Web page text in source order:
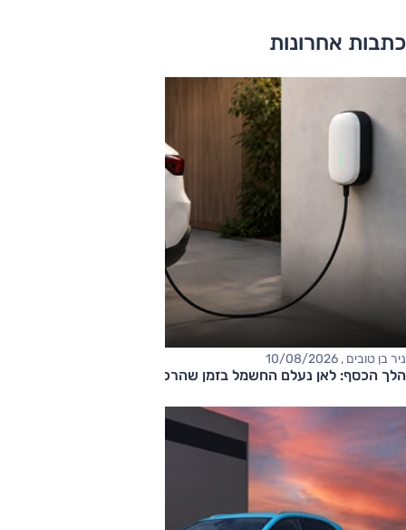
כתבות אחרונות
ניר בן טובים , 10/08/2026
הלך הכסף: לאן נעלם החשמל בזמן שהרכב מחובר לשקע?